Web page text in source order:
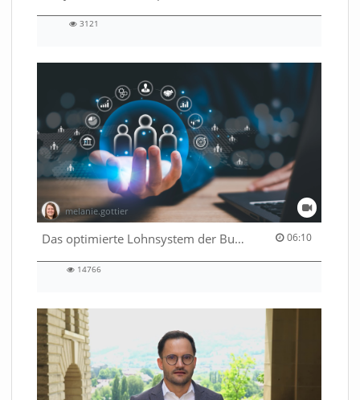
3121
melanie.gottier
Das optimierte Lohnsystem der Bundesverwaltung 06:10
06:10 duration
14766